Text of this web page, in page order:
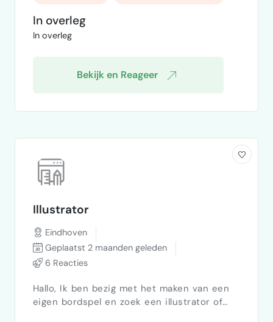
van jurken, pasmomenten en nieuwe
collecties • Bewerken van video’s voor
Content Creatie
In overleg
In overleg
Bekijk en Reageer
Illustrator
Eindhoven
Geplaatst 2 maanden geleden
6 Reacties
Hallo, Ik ben bezig met het maken van een
eigen bordspel en zoek een illustrator of